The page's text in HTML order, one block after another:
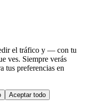
el tráfico y — con tu
ves. Siempre verás
tus preferencias en
Aceptar todo